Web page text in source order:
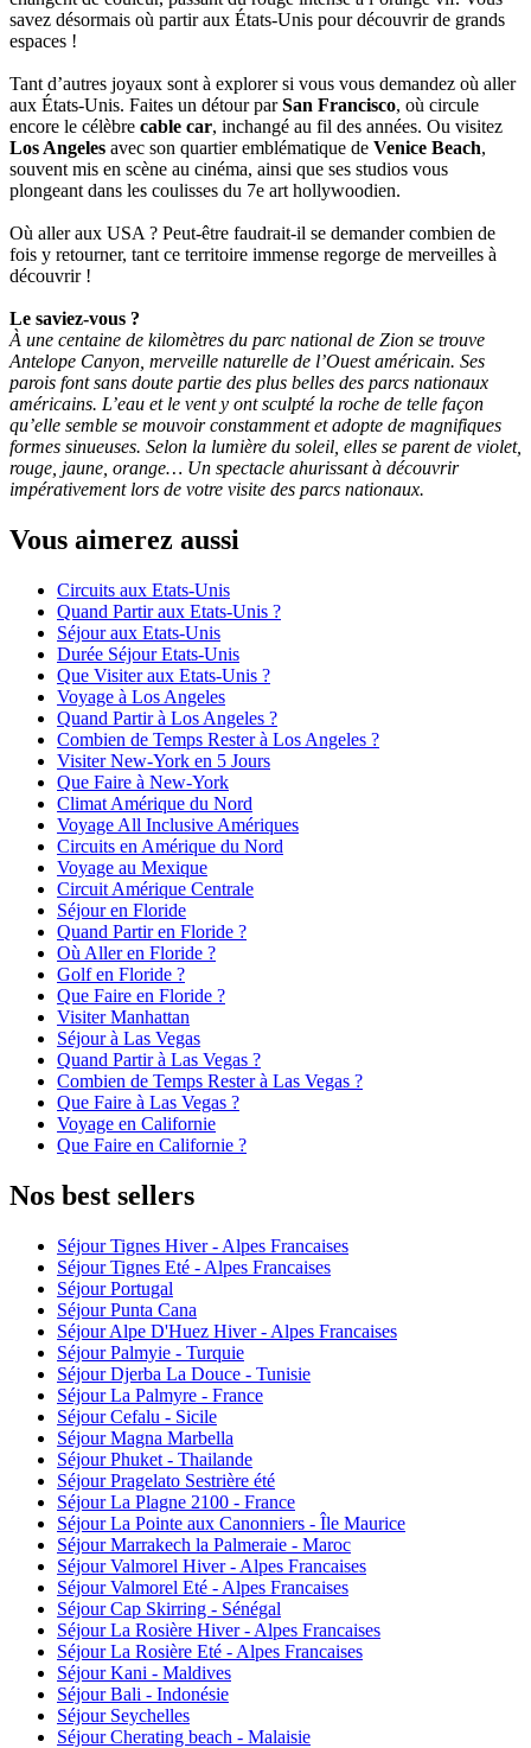
savez désormais où partir aux États-Unis pour découvrir de grands
espaces !
Tant d’autres joyaux sont à explorer si vous vous demandez où aller
aux États-Unis. Faites un détour parSan Francisco, où circule
encore le célèbre cable car, inchangé au fil des années. Ou visitez
Los Angeles avec son quartier emblématique de Venice Beach,
souvent mis en scène au cinéma, ainsi que ses studios vous
plongeant dans les coulisses du 7e art hollywoodien.
Où aller aux USA ? Peut-être faudrait-il se demander combien de
fois y retourner, tant ce territoire immense regorge de merveilles à
découvrir !
Le saviez-vous ?
À une centaine de kilomètres du parc national de Zion se trouve
Antelope Canyon, merveille naturelle de l’Ouest américain. Ses
parois font sans doute partie des plus belles des parcs nationaux
américains. L’eau et le vent y ont sculpté la roche de telle façon
qu’elle semble se mouvoir constamment et adopte de magnifiques
formes sinueuses. Selon la lumière du soleil, elles se parent de violet,
rouge, jaune, orange… Un spectacle ahurissant à découvrir
impérativement lors de votre visite des parcs nationaux.
Vous aimerez aussi
Circuits aux Etats-Unis
Quand Partir aux Etats-Unis ?
Séjour aux Etats-Unis
Durée Séjour Etats-Unis
Que Visiter aux Etats-Unis ?
Voyage à Los Angeles
Quand Partir à Los Angeles ?
Combien de Temps Rester à Los Angeles ?
Visiter New-York en 5 Jours
Que Faire à New-York
Climat Amérique du Nord
Voyage All Inclusive Amériques
Circuits en Amérique du Nord
Voyage au Mexique
Circuit Amérique Centrale
Séjour en Floride
Quand Partir en Floride ?
Où Aller en Floride ?
Golf en Floride ?
Que Faire en Floride ?
Visiter Manhattan
Séjour à Las Vegas
Quand Partir à Las Vegas ?
Combien de Temps Rester à Las Vegas ?
Que Faire à Las Vegas ?
Voyage en Californie
Que Faire en Californie ?
Nos best sellers
Séjour Tignes Hiver - Alpes Francaises
Séjour Tignes Eté - Alpes Francaises
Séjour Portugal
Séjour Punta Cana
Séjour Alpe D'Huez Hiver - Alpes Francaises
Séjour Palmyie - Turquie
Séjour Djerba La Douce - Tunisie
Séjour La Palmyre - France
Séjour Cefalu - Sicile
Séjour Magna Marbella
Séjour Phuket - Thailande
Séjour Pragelato Sestrière été
Séjour La Plagne 2100 - France
Séjour La Pointe aux Canonniers - Île Maurice
Séjour Marrakech la Palmeraie - Maroc
Séjour Valmorel Hiver - Alpes Francaises
Séjour Valmorel Eté - Alpes Francaises
Séjour Cap Skirring - Sénégal
Séjour La Rosière Hiver - Alpes Francaises
Séjour La Rosière Eté - Alpes Francaises
Séjour Kani - Maldives
Séjour Bali - Indonésie
Séjour Seychelles
Séjour Cherating beach - Malaisie